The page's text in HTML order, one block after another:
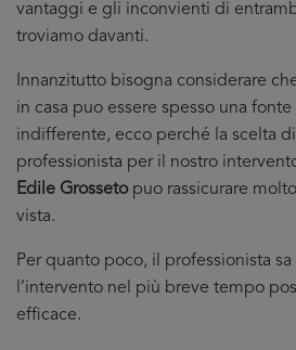
vantaggi e gli inconvienti di
troviamo davanti.
Innanzitutto bisogna considerare
in casa puo essere spesso una
indifferente, ecco perché la scelta
professionista per il nostro
Edile Grosseto puo rassicurare
vista.
Per quanto poco, il professionista sa
l’intervento nel più breve tempo
efficace.